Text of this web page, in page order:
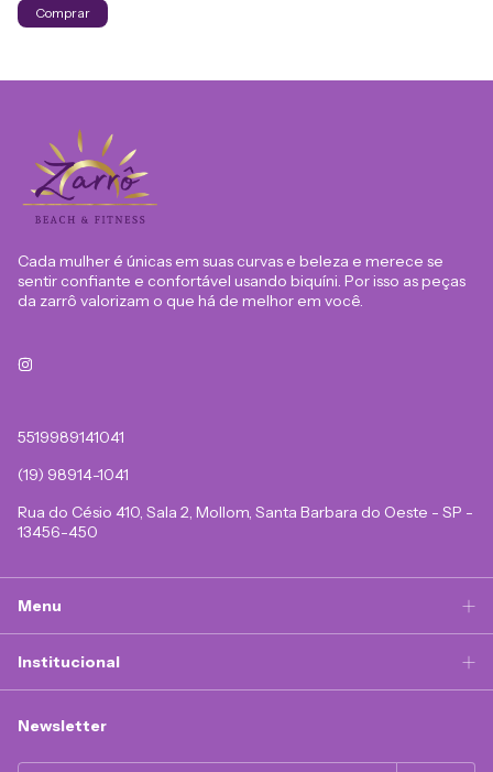
Comprar
Cada mulher é únicas em suas curvas e beleza e merece se
sentir confiante e confortável usando biquíni. Por isso as peças
da zarrô valorizam o que há de melhor em você.
5519989141041
(19) 98914-1041
Rua do Césio 410, Sala 2, Mollom, Santa Barbara do Oeste - SP -
13456-450
Menu
Institucional
Newsletter